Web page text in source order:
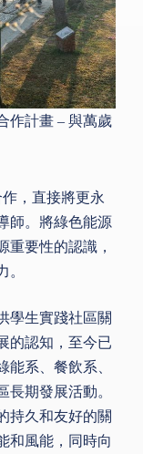
作計畫 – 與萬歲
，直接將更永
師。將綠色能源
重要性的認識，
。
學生實踐社區關
的認知，至今已
能系、餐飲系、
期發展活動。
持久和友好的關
和風能，同時向